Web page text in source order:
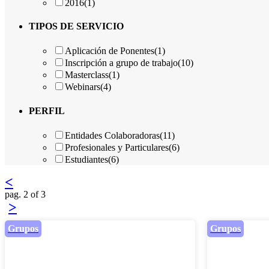
2016(1)
TIPOS DE SERVICIO
Aplicación de Ponentes(1)
Inscripción a grupo de trabajo(10)
Masterclass(1)
Webinars(4)
PERFIL
Entidades Colaboradoras(11)
Profesionales y Particulares(6)
Estudiantes(6)
<
pag. 2 of 3
>
Grupos Grupos